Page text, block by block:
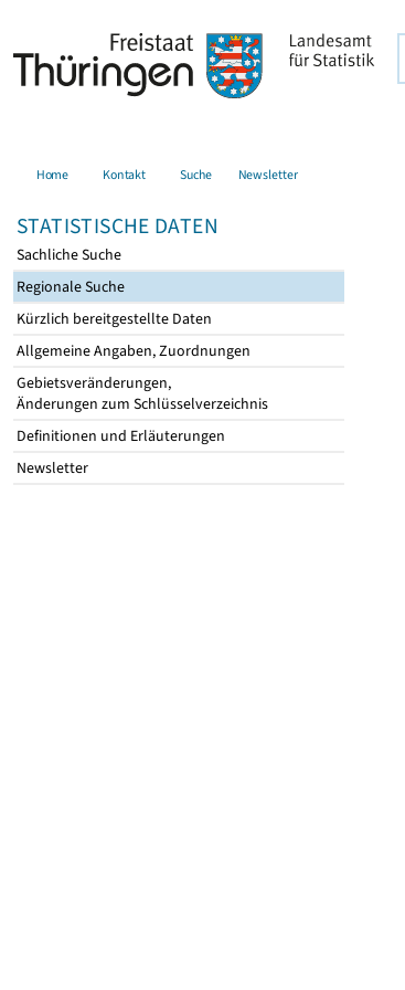
Home Kontakt Suche Newsletter
STATISTISCHE DATEN
Sachliche Suche
Regionale Suche
Kürzlich bereitgestellte Daten
Allgemeine Angaben, Zuordnungen
Gebietsveränderungen,
Änderungen zum Schlüsselverzeichnis
Definitionen und Erläuterungen
Newsletter